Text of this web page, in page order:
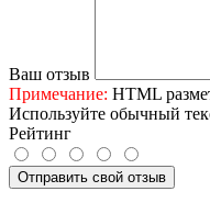
Ваш отзыв
Примечание: HTML
Используйте обычный
Рейтинг
Отправить свой отзыв